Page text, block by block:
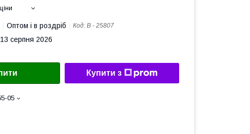
Оптом і в роздріб Код: B - 25807
серпня 2026
Купити з
05